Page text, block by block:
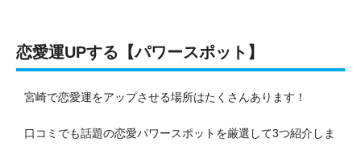
恋愛運UPする【パワースポット】
宮崎で恋愛運をアップさせる場所はたくさんあります！
口コミでも話題の恋愛パワースポットを厳選して3つ紹介しま